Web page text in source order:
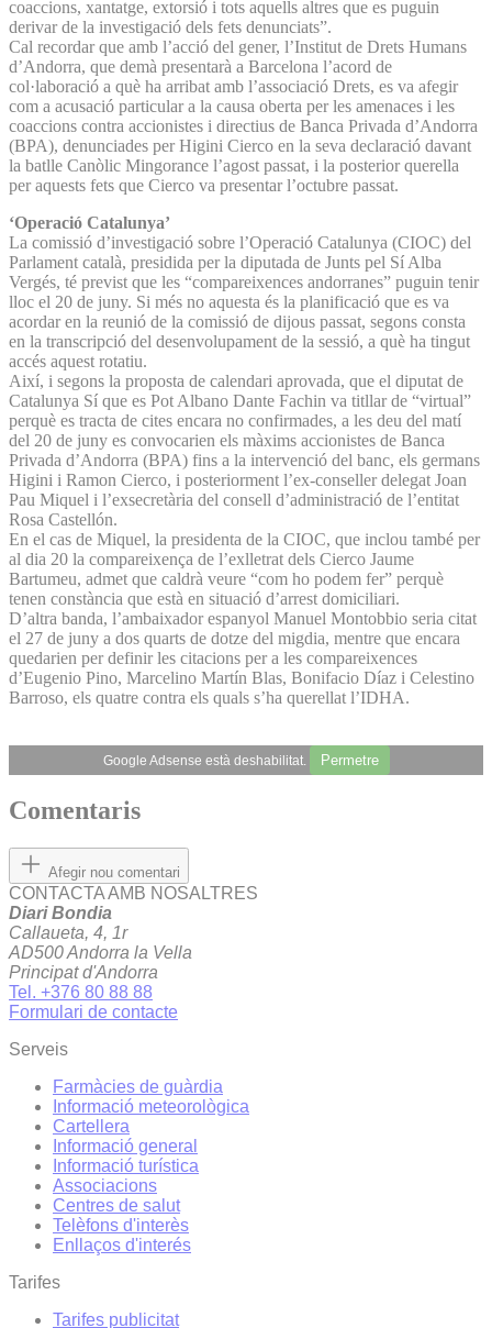
coaccions, xantatge, extorsió i tots aquells altres que es puguin
derivar de la investigació dels fets denunciats”.
Cal recordar que amb l’acció del gener, l’Institut de Drets Humans
d’Andorra, que demà presentarà a Barcelona l’acord de
col·laboració a què ha arribat amb l’associació Drets, es va afegir
com a acusació particular a la causa oberta per les amenaces i les
coaccions contra accionistes i directius de Banca Privada d’Andorra
(BPA), denunciades per Higini Cierco en la seva declaració davant
la batlle Canòlic Mingorance l’agost passat, i la posterior querella
per aquests fets que Cierco va presentar l’octubre passat.
‘Operació Catalunya’
La comissió d’investigació sobre l’Operació Catalunya (CIOC) del
Parlament català, presidida per la diputada de Junts pel Sí Alba
Vergés, té previst que les “compareixences andorranes” puguin tenir
lloc el 20 de juny. Si més no aquesta és la planificació que es va
acordar en la reunió de la comissió de dijous passat, segons consta
en la transcripció del desenvolupament de la sessió, a què ha tingut
accés aquest rotatiu.
Així, i segons la proposta de calendari aprovada, que el diputat de
Catalunya Sí que es Pot Albano Dante Fachin va titllar de “virtual”
perquè es tracta de cites encara no confirmades, a les deu del matí
del 20 de juny es convocarien els màxims accionistes de Banca
Privada d’Andorra (BPA) fins a la intervenció del banc, els germans
Higini i Ramon Cierco, i posteriorment l’ex-conseller delegat Joan
Pau Miquel i l’exsecretària del consell d’administració de l’entitat
Rosa Castellón.
En el cas de Miquel, la presidenta de la CIOC, que inclou també per
al dia 20 la compareixença de l’exlletrat dels Cierco Jaume
Bartumeu, admet que caldrà veure “com ho podem fer” perquè
tenen constància que està en situació d’arrest domiciliari.
D’altra banda, l’ambaixador espanyol Manuel Montobbio seria citat
el 27 de juny a dos quarts de dotze del migdia, mentre que encara
quedarien per definir les citacions per a les compareixences
d’Eugenio Pino, Marcelino Martín Blas, Bonifacio Díaz i Celestino
Barroso, els quatre contra els quals s’ha querellat l’IDHA.
Google Adsense està deshabilitat. Permetre
Comentaris
Afegir nou comentari
CONTACTA AMB NOSALTRES
Diari Bondia
Callaueta, 4, 1r
AD500 Andorra la Vella
Principat d'Andorra
Tel. +376 80 88 88
Formulari de contacte
Serveis
Farmàcies de guàrdia
Informació meteorològica
Cartellera
Informació general
Informació turística
Associacions
Centres de salut
Telèfons d'interès
Enllaços d'interés
Tarifes
Tarifes publicitat